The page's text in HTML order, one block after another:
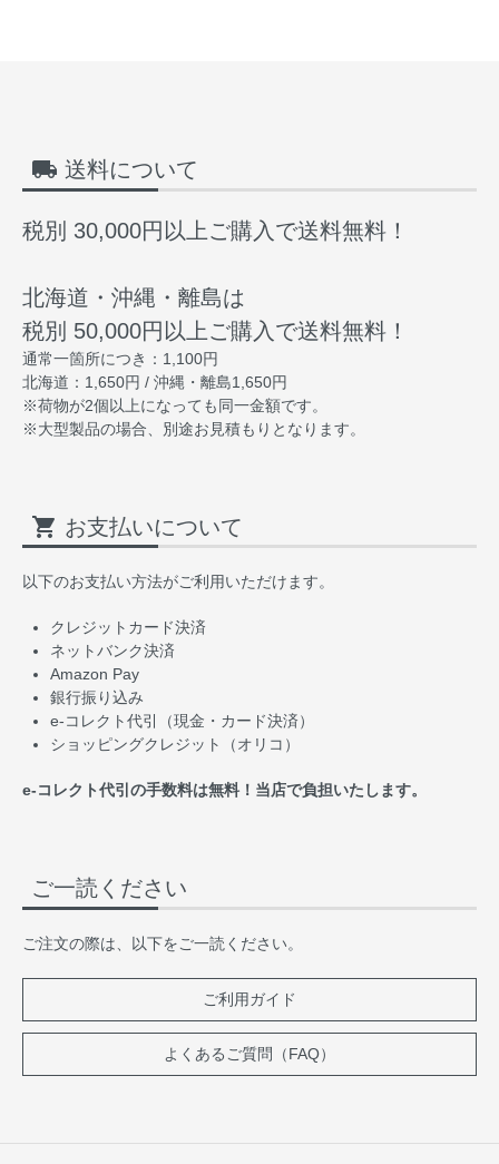
local_shipping 送料について
税別 30,000円以上ご購入で送料無料！
北海道・沖縄・離島は
税別 50,000円以上ご購入で送料無料！
通常一箇所につき：1,100円
北海道：1,650円 / 沖縄・離島1,650円
※荷物が2個以上になっても同一金額です。
※大型製品の場合、別途お見積もりとなります。
ご一読ください
ご注文の際は、以下をご一読ください。
ご利用ガイド
よくあるご質問（FAQ）
shopping_cart お支払いについて
以下のお支払い方法がご利用いただけます。
クレジットカード決済
ネットバンク決済
Amazon Pay
銀行振り込み
e-コレクト代引（現金・カード決済）
ショッピングクレジット（オリコ）
e-コレクト代引の手数料は無料！当店で負担いたします。